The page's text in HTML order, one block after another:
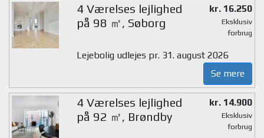
4 Værelses lejlighed
på 98 ㎡, Søborg
kr. 16.250
Eksklusiv
forbrug
Lejebolig udlejes pr. 31. august 2026
Se mere
4 Værelses lejlighed
på 92 ㎡, Brøndby
kr. 14.900
Eksklusiv
forbrug